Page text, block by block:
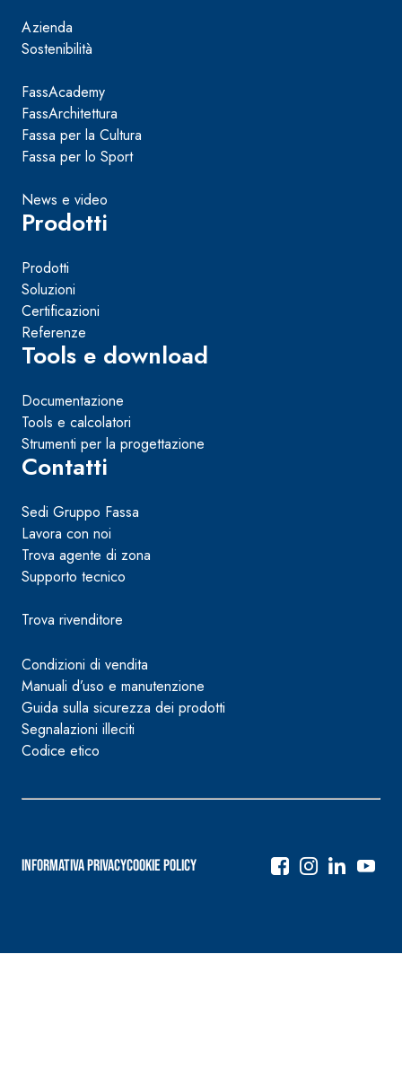
Azienda
Sostenibilità
FassAcademy
FassArchitettura
Fassa per la Cultura
Fassa per lo Sport
News e video
Prodotti
Prodotti
Soluzioni
Certificazioni
Referenze
Tools e download
Documentazione
Tools e calcolatori
Strumenti per la progettazione
Contatti
Sedi Gruppo Fassa
Lavora con noi
Trova agente di zona
Supporto tecnico
Trova rivenditore
Condizioni di vendita
Manuali d’uso e manutenzione
Guida sulla sicurezza dei prodotti
Segnalazioni illeciti
Codice etico
Informativa PrivacyCookie Policy
Navigazione